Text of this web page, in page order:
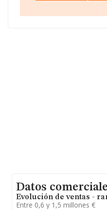
con NIF B81482721, está
Datos
Evolución de ventas -
Entre 0,6 y 1,5 millones €